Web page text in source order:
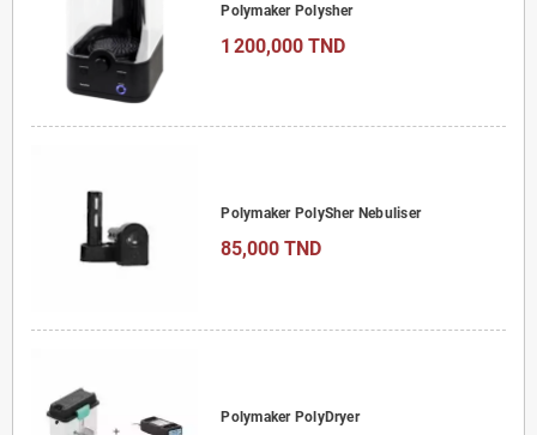
Polymaker Polysher
1 200,000 TND
Polymaker PolySher Nebuliser
85,000 TND
Polymaker PolyDryer